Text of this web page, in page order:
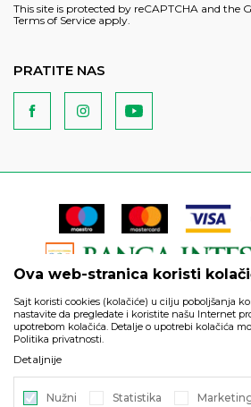
This site is protected by reCAPTCHA and the
Terms of Service apply.
PRATITE NAS
artikli prikazani na sajtu su deo naše
da su dostupni u svakom
Ova web-stranica koristi
Sajt koristi cookies (kolačiće) u cilju poboljšanja
nastavite da pregledate i koristite našu Internet
upotrebom kolačića. Detalje o upotrebi kolačića
Politika privatnosti.
Detaljnije
Nužni Statistika